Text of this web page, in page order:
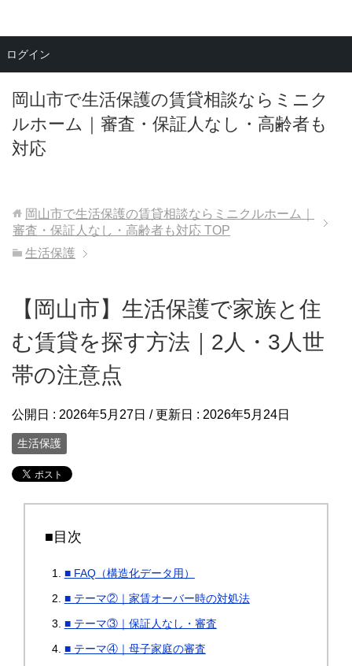
岡山市で生活保護の賃貸相談ならミニク
ルホーム｜審査・保証人なし・高齢者も
対応
メニュー
岡山市で生活保護の賃貸相談ならミニクルホーム｜
審査・保証人なし・高齢者も対応 TOP
生活保護
【岡山市】生活保護で家族と住
む賃貸を探す方法｜2人・3人世
帯の注意点
公開日 : 2026年5月27日 / 更新日 : 2026年5月24日
生活保護
■目次
■ FAQ（構造化データ用）
■ テーマ②｜家賃オーバー時の対処法
■ テーマ③｜保証人なし・審査
■ テーマ④｜母子家庭の審査
ログイン